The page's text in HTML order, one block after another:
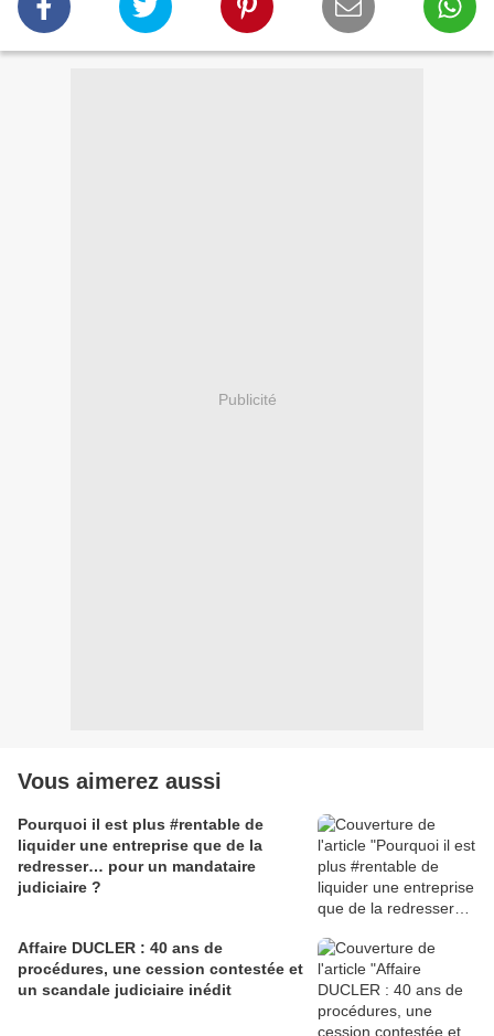
Publicité
Vous aimerez aussi
Pourquoi il est plus #rentable de
liquider une entreprise que de la
redresser… pour un mandataire
judiciaire ?
Affaire DUCLER : 40 ans de
procédures, une cession contestée et
un scandale judiciaire inédit